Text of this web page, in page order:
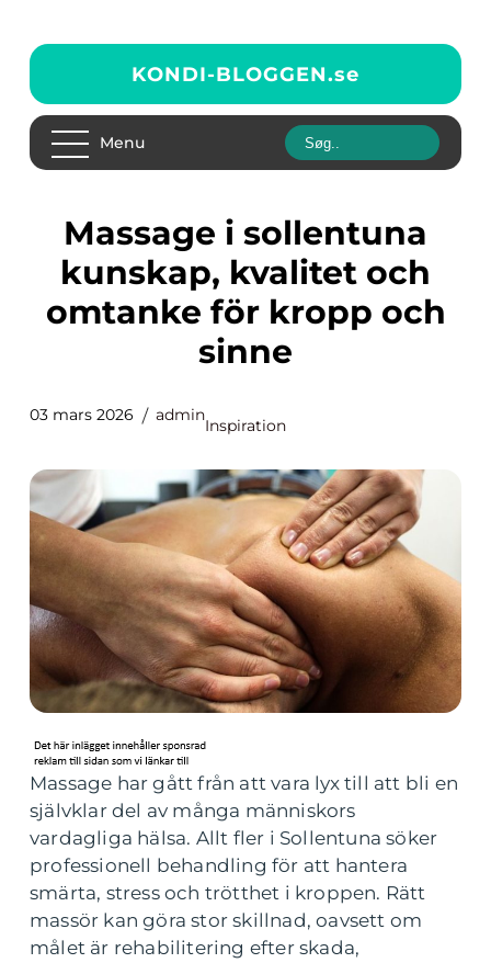
KONDI-BLOGGEN.se
Menu
Massage i sollentuna
kunskap, kvalitet och
omtanke för kropp och
sinne
03 mars 2026 admin
Inspiration
Massage har gått från att vara lyx till att bli en
självklar del av många människors
vardagliga hälsa. Allt fler i Sollentuna söker
professionell behandling för att hantera
smärta, stress och trötthet i kroppen. Rätt
massör kan göra stor skillnad, oavsett om
målet är rehabilitering efter skada,